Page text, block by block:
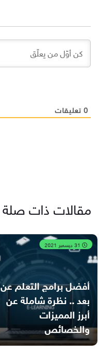
0 تعليقات
مقالات ذات صلة
أفضل برامج التعلم عن
بعد .. نظرة شاملة عن
أبرز المميزات
والخصائص